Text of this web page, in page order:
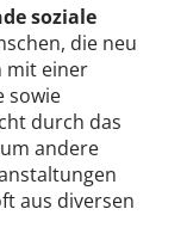
soziale
die neu
mit einer
sowie
durch das
andere
aus diversen